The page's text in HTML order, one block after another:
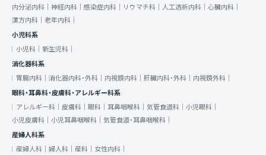
内分泌内科｜ 神経内科｜ 感染症内科｜ リウマチ科｜ 人工透析内科｜ 心臓内科｜
漢方内科｜ 老年内科｜
小児科系
小児科｜ 新生児科｜
消化器科系
胃腸内科｜ 消化器内科・外科｜ 内視鏡内科｜ 肝臓内科・外科｜ 内視鏡外科｜
眼科・耳鼻科・皮膚科・アレルギー科系
アレルギー科｜ 皮膚科｜ 眼科｜ 耳鼻咽喉科｜ 気管食道科｜ 小児眼科｜
小児皮膚科｜ 小児耳鼻咽喉科｜ 気管食道・耳鼻咽喉科｜
産婦人科系
産婦人科｜ 婦人科｜ 産科｜ 女性内科｜